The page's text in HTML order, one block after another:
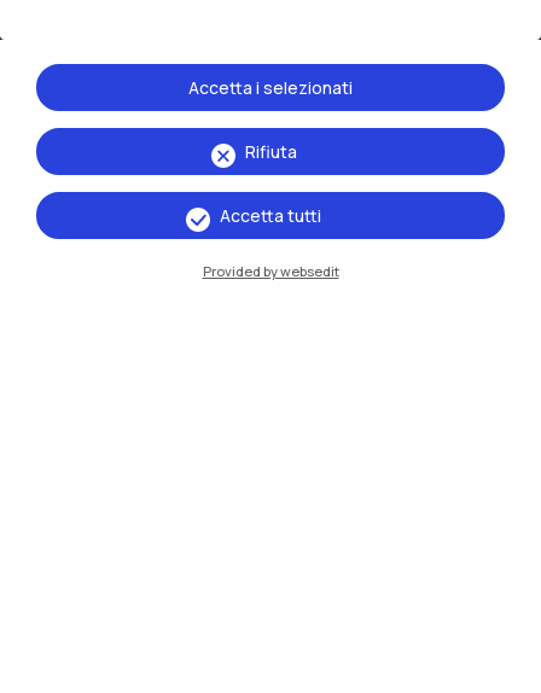
Rifiuta
Accetta i selezionati
Accetta tutti
Provided by websedit